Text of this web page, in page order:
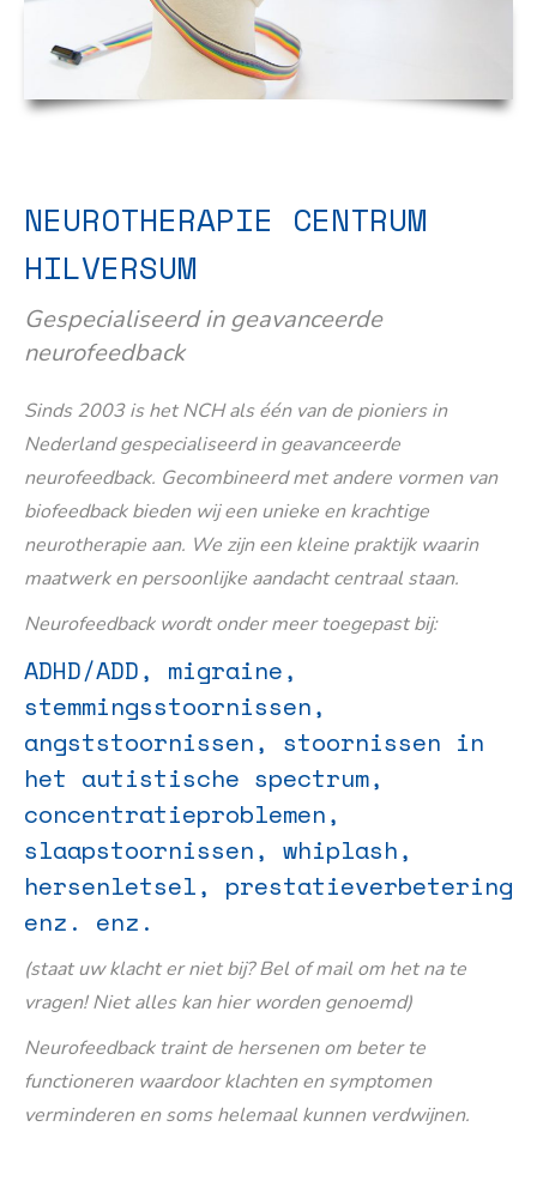
NEUROTHERAPIE CENTRUM
HILVERSUM
Gespecialiseerd in geavanceerde
neurofeedback
Sinds 2003 is het NCH als één van de pioniers in
Nederland gespecialiseerd in geavanceerde
neurofeedback. Gecombineerd met andere vormen van
biofeedback bieden wij een unieke en krachtige
neurotherapie aan. We zijn een kleine praktijk waarin
maatwerk en persoonlijke aandacht centraal staan.
Neurofeedback wordt onder meer toegepast bij:
ADHD/ADD, migraine,
stemmingsstoornissen,
angststoornissen, stoornissen in
het autistische spectrum,
concentratieproblemen,
slaapstoornissen, whiplash,
hersenletsel, prestatieverbetering
enz. enz.
(staat uw klacht er niet bij? Bel of mail om het na te
vragen! Niet alles kan hier worden genoemd)
Neurofeedback traint de hersenen om beter te
functioneren waardoor klachten en symptomen
verminderen en soms helemaal kunnen verdwijnen.